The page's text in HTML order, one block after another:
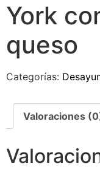
York
queso
Categorías:
Valoraciones